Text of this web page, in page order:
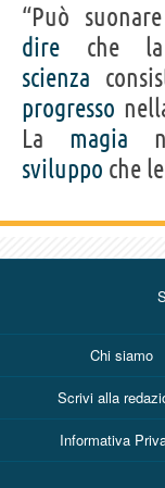
“Può
dire che
scienza
progresso
La magia
sviluppo che
Chi siamo
Scrivi alla
Informativa